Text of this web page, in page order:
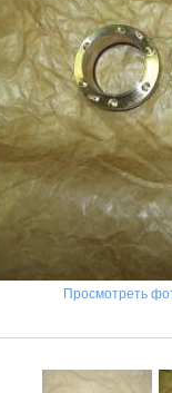
Просмотреть